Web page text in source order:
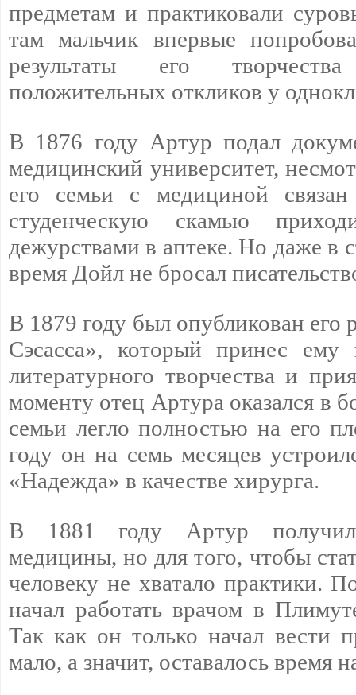
предметам и практиковали
там мальчик впервые
результаты его
положительных откликов у
В 1876 году Артур подал
медицинский университет,
его семьи с медициной
студенческую скамью
дежурствами в аптеке. Но даже в
время Дойл не бросал
В 1879 году был опубликован его
Сэсасса», который принес ему
литературного творчества и
моменту отец Артура оказался в
семьи легло полностью на его
году он на семь месяцев
«Надежда» в качестве хирурга.
В 1881 году Артур получил
медицины, но для того, чтобы
человеку не хватало практики.
начал работать врачом в
Так как он только начал вести
мало, а значит, оставалось время